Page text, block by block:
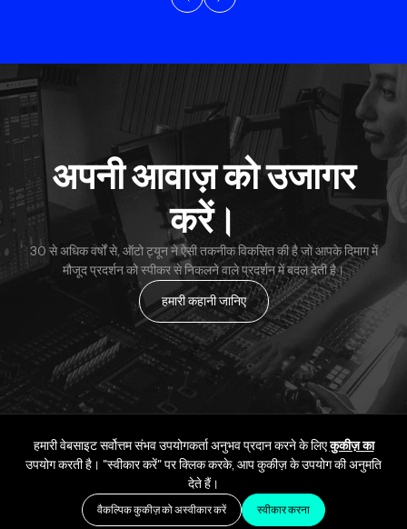
अपनी आवाज़ को उजागर
करें।
30 से अधिक वर्षों से, ऑटो ट्यून ने ऐसी तकनीक विकसित की है जो आपके दिमाग में
मौजूद प्रदर्शन को स्पीकर से निकलने वाले प्रदर्शन में बदल देती है।
हमारी कहानी जानिए
हमारी वेबसाइट सर्वोत्तम संभव उपयोगकर्ता अनुभव प्रदान करने के लिएकुकीज़ का
उपयोग करती है। "स्वीकार करें" पर क्लिक करके, आप कुकीज़ के उपयोग की अनुमति
देते हैं।
वैकल्पिक कुकीज़ को अस्वीकार करें स्वीकार करना